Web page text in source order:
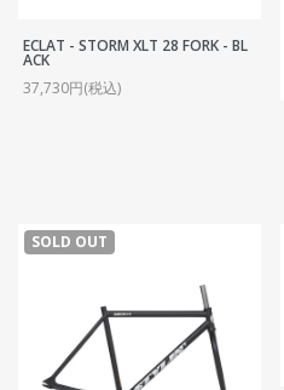
ECLAT - STORM XLT 28 FORK - BL
ACK
37,730円(税込)
SOLD OUT